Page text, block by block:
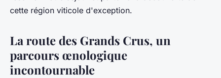
cette région viticole d'exception.
La route des Grands Crus, un
parcours œnologique
incontournable